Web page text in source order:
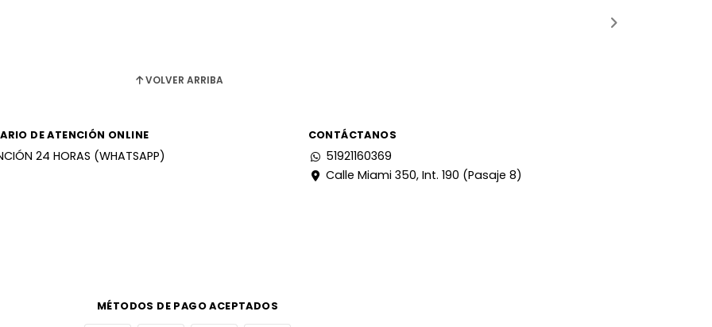
VOLVER ARRIBA
DE ATENCIÓN ONLINE
24 HORAS (WHATSAPP)
CONTÁCTANOS
51921160369
Calle Miami 350, Int. 190 (Pasaje 8)
MÉTODOS DE PAGO ACEPTADOS